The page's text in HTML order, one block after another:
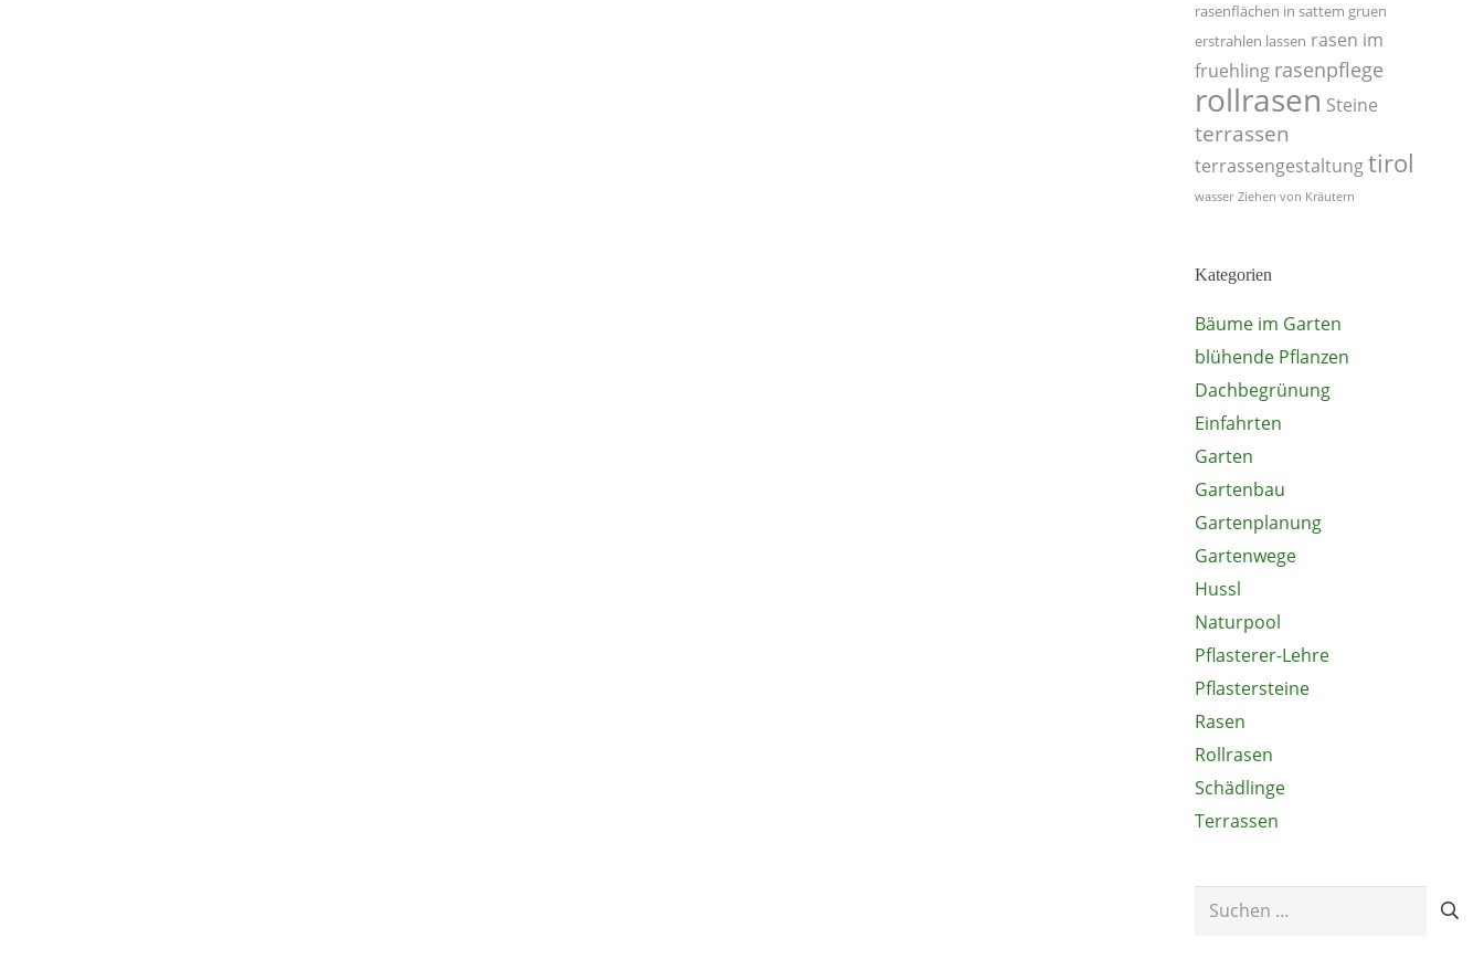
rasenflächen in sattem gruen
erstrahlen lassen rasen im
fruehling rasenpflege
rollrasen Steine
terrassen
terrassengestaltungtirol
wasser Ziehen von Kräutern
Kategorien
Bäume im Garten
blühende Pflanzen
Dachbegrünung
Einfahrten
Garten
Gartenbau
Gartenplanung
Gartenwege
Hussl
Naturpool
Pflasterer-Lehre
Pflastersteine
Rasen
Rollrasen
Schädlinge
Terrassen
Suchen